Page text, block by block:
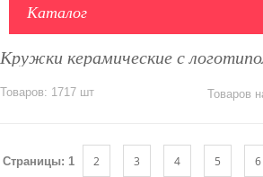
Каталог
Кружки керамические с
Товаров: 1717 шт Товаров
Страницы: 1 2 3 4 5 6